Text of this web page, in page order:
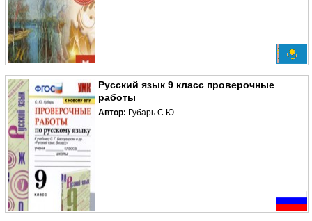
Русский язык 9 класс проверочные
работы
Автор: Губарь С.Ю.